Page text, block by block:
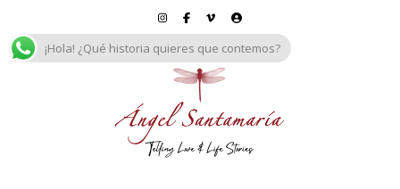
¡Hola! ¿Qué historia quieres que contemos?